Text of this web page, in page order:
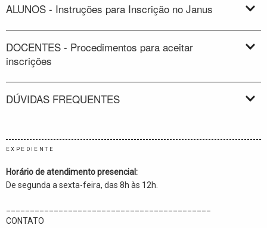
ALUNOS - Instruções para Inscrição no Janus
DOCENTES - Procedimentos para aceitar
inscrições
DÚVIDAS FREQUENTES
EXPEDIENTE
Horário de atendimento presencial:
De segunda a sexta-feira, das 8h às 12h.
CONTATO